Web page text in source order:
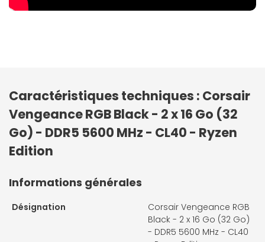
Caractéristiques techniques : Corsair
Vengeance RGB Black - 2 x 16 Go (32
Go) - DDR5 5600 MHz - CL40 - Ryzen
Edition
Informations générales
Désignation
Corsair Vengeance RGB
Black - 2 x 16 Go (32 Go)
- DDR5 5600 MHz - CL40